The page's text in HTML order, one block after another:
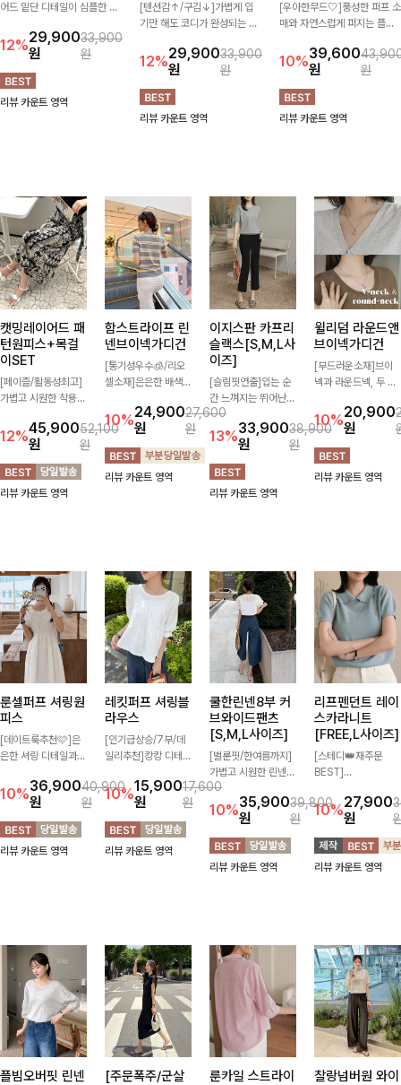
어드 밑단 디테일이 심플한 디
볍게 툭 입기만 해도 멋스러운
스타일을 완성해드려요- 여유
로운 핏으로 군살은 자연스럽
게 커버해주고, 편안한 착용감
까지 더해 손이 자주 가는 데일
12%29,900
원
33,900
원
리뷰 카운트 영역
[텐션감↑/구김↓]가볍게 입
기만 해도 코디가 완성되는 세
지는 프릴 날개 소매가 우아한
포인트를 더해드립니다💕 잔
잔한 링클 텍스처 소재와 편안
한 허리밴딩으로 하루 종일 산
뜻하고 쾌적하게 즐겨보세요!
12%29,900
원
33,900
원
리뷰 카운트 영역
[우아한무드🤍]풍성한 퍼프 소
매와 자연스럽게 퍼지는 플레
를 완성해주는 블라우스 🤍 체
형을 자연스럽게 커버해주며
걸을 때마다 살랑이는 핏으로
데일리룩부터 데이트룩까지 화
사하게 즐기기 좋은 아이템이
10%39,600
원
원
리뷰 카운트 영역
캣밍레이어드 패
턴원피스+목걸
이SET
[페이즐/활동성최고]
가볍고 시원한 착용감
없이 즐기기 좋은 라
운드 니트 🤍 베이직
한 디자인으로 다양한
하의와 손쉽게 매치되
어 데일리하게 활용하
12%45,900
원
52,100
원
리뷰 카운트 영역
함스트라이프 린
넨브이넥가디건
[통기성우수🧊/리오
셀소재]은은한 배색
캐주얼하면서도 산뜻
한 무드 살려주는 니
트 가디건 💛 브이넥
라인에 슬림하게 떨어
지는 핏 더해져 단독
10%24,900
원
27,600
원
리뷰 카운트 영역
이지스판 카프리
슬랙스[S,M,L사
이즈]
[슬림핏연출]입는 순
간 느껴지는 뛰어난
신축성으로 활동량 많
은 날에도 편안하게
🌿 발목이 드러나는
카프리 기장이 다리
라인을 더욱 길고 산
뜻하게 보여주며, 깔
13%33,900
원
38,900
원
리뷰 카운트 영역
윌리덤 라운드앤
브이넥가디건
[부드러운소재]브이
넥과 라운드넥, 두 가
맞게 선택할 수 있는
활용도 높은 가디건
🤍 부드러운 착용감
과 베이직한 디자인으
로 단독은 물론 가볍
10%20,900
원
리뷰 카운트 영역
룬셀퍼프 셔링원
피스
[데이트룩추천🩷]은
은한 셔링 디테일과
사랑스러운 무드를 완
성해주는 원피스🤍
허리 스모크 밴딩이
슬림한 실루엣을 연출
해주며, 자연스럽게
10%36,900
원
40,900
원
리뷰 카운트 영역
레킷퍼프 셔링블
라우스
[인기급상승/7부/데
일리추천]캉캉 디테일
풍성한 실루엣을 완성
해주는 블라우스 🤍
가볍게 퍼지는 핏으로
체형을 자연스럽게 커
버해주며 여성스럽게
10%15,900
원
17,600
원
리뷰 카운트 영역
쿨한린넨8부 커
브와이드팬츠
[S,M,L사이즈]
[벌룬핏/한여름까지]
가볍고 시원한 린넨
혼방 소재로 한여름까
지 쾌적하게 즐기기
좋은 8부 커브 와이드
팬츠 🤍 자연스럽게
떨어지는 커브핏이 멋
스러운 실루엣을 연출
10%35,900
원
39,800
원
리뷰 카운트 영역
리프펜던트 레이
스카라니트
[FREE,L사이즈]
[스테디👑재주문
BEST]
카라 니트에 펜던트
포인트까지 톡-톡 얼
굴을 밝혀주는 컬러와
함께 해요-
10%27,900
원
리뷰 카운트 영역
플빔오버핏 린넨
[주문폭주/군살
룬카일 스트라이
찰랑넘버원 와이